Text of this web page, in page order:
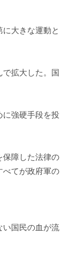
大きな運動と
拡大した。国
強硬手段を投
障した法律の
べてが政府軍の
国民の血が流